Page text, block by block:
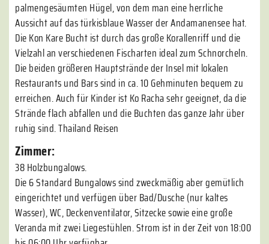
palmengesäumten Hügel, von dem man eine herrliche
Aussicht auf das türkisblaue Wasser der Andamanensee hat.
Die Kon Kare Bucht ist durch das große Korallenriff und die
Vielzahl an verschiedenen Fischarten ideal zum Schnorcheln.
Die beiden größeren Hauptstrände der Insel mit lokalen
Restaurants und Bars sind in ca. 10 Gehminuten bequem zu
erreichen. Auch für Kinder ist Ko Racha sehr geeignet, da die
Strände flach abfallen und die Buchten das ganze Jahr über
ruhig sind. Thailand Reisen
Zimmer:
38 Holzbungalows.
Die 6 Standard Bungalows sind zweckmäßig aber gemütlich
eingerichtet und verfügen über Bad/Dusche (nur kaltes
Wasser), WC, Deckenventilator, Sitzecke sowie eine große
Veranda mit zwei Liegestühlen. Strom ist in der Zeit von 18:00